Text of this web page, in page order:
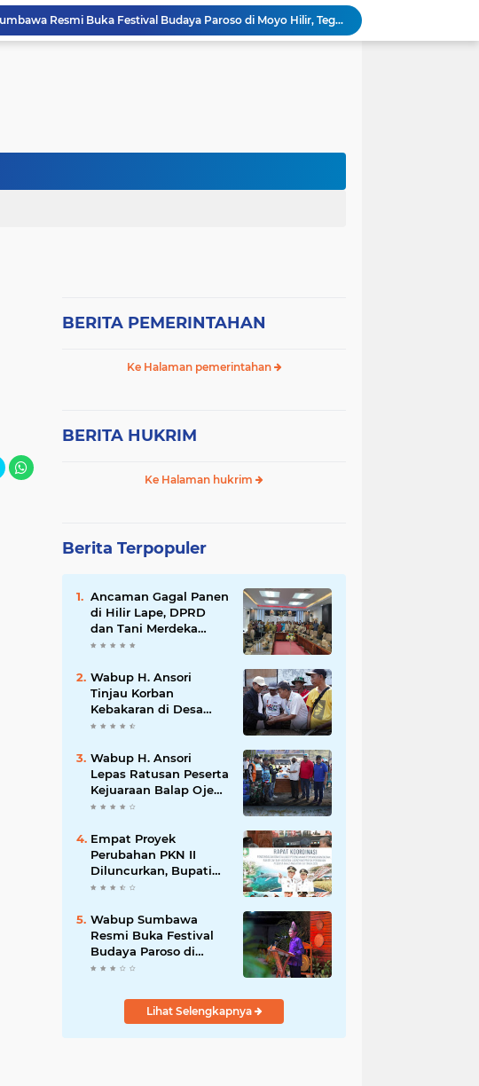
Wabup Sumbawa Resmi Buka Festival Budaya Paroso di Moyo Hilir, Tegaskan Komitmen Pelestarian Budaya hingga
Ancaman Gagal Panen di Hilir Lape, DPRD dan Tani Merdeka Dorong Perbaikan Irigasi Waduk Mamak
WAKIL BUPATI SUMBAWA AJAK SELURUH ELEMEN MASYARAKAT PERKUAT KASIH SAYANG DAN PERLINDUNGAN ANAK DEMI GENERASI EMAS 2045
BERITA PEMERINTAHAN
Ke Halaman pemerintahan
BERITA HUKRIM
Ke Halaman hukrim
Berita Terpopuler
Ancaman Gagal Panen
di Hilir Lape, DPRD
dan Tani Merdeka
Dorong Perbaikan
Wabup H. Ansori
Tinjau Korban
Kebakaran di Desa
Kerekeh, Ajak
Tingkatkan
Kewaspadaan
terhadap Instalasi
Listrik
Wabup H. Ansori
Lepas Ratusan Peserta
Kejuaraan Balap Ojek
Gabah di Maronge,
dan Perputaran
Ekonomi Lokal
Empat Proyek
Perubahan PKN II
Diluncurkan, Bupati
Jarot Perkuat Budaya
Kelola Pemerintahan
Wabup Sumbawa
Resmi Buka Festival
Budaya Paroso di
Moyo Hilir, Tegaskan
Budaya hingga
Lihat Selengkapnya